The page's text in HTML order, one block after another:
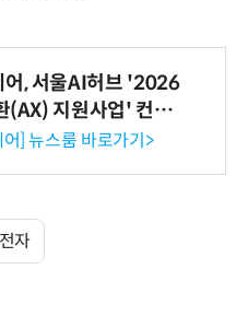
어, 서울AI허브 '2026
(AX) 지원사업' 컨소
정
어] 뉴스룸 바로가기>
자